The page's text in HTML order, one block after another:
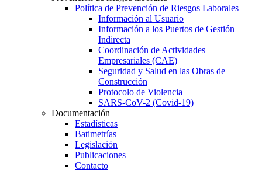
Política de Prevención de Riesgos Laborales
Información al Usuario
Información a los Puertos de Gestión
Indirecta
Coordinación de Actividades
Empresariales (CAE)
Seguridad y Salud en las Obras de
Construcción
Protocolo de Violencia
SARS-CoV-2 (Covid-19)
Documentación
Estadísticas
Batimetrías
Legislación
Publicaciones
Contacto